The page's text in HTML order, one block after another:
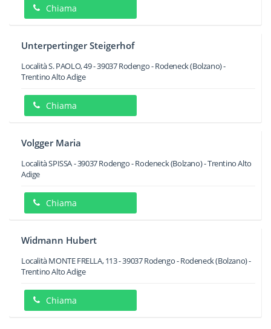
Chiama
Unterpertinger Steigerhof
Località S. PAOLO, 49-39037Rodengo - Rodeneck(Bolzano) -
Trentino Alto Adige
Chiama
Volgger Maria
Località SPISSA-39037Rodengo - Rodeneck(Bolzano) -Trentino Alto
Adige
Chiama
Widmann Hubert
Località MONTE FRELLA, 113-39037Rodengo - Rodeneck(Bolzano) -
Trentino Alto Adige
Chiama